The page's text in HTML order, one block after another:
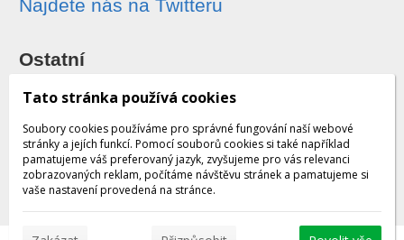
Najdete nás na Twitteru
Ostatní
Sledování zásilek
Dárkové poukazy
Obchodní podmínky - archiv
Tato stránka používá cookies
Soubory cookies používáme pro správné fungování naší webové
stránky a jejích funkcí. Pomocí souborů cookies si také například
pamatujeme váš preferovaný jazyk, zvyšujeme pro vás relevanci
zobrazovaných reklam, počítáme návštěvu stránek a pamatujeme si
vaše nastavení provedená na stránce.